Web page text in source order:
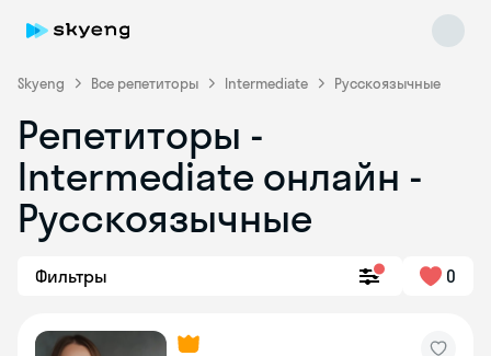
Skyeng Все репетиторы Intermediate Русскоязычные
Репетиторы -
Intermediate онлайн -
Русскоязычные
Фильтры 0
Skyeng Chat